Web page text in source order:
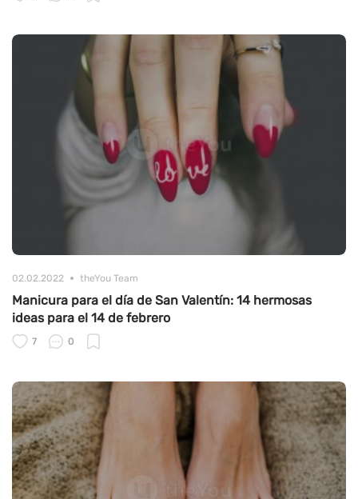
02.02.2022 theYou Team
Manicura para el día de San Valentín: 14 hermosas
ideas para el 14 de febrero
7 0